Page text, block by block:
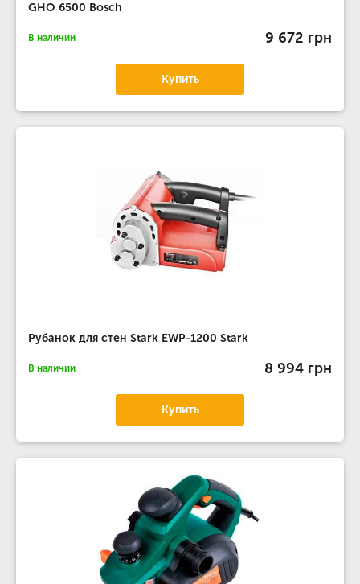
GHO 6500 Bosch
В наличии 9 672 грн
Купить
Рубанок для стен Stark EWP-1200 Stark
В наличии 8 994 грн
Купить